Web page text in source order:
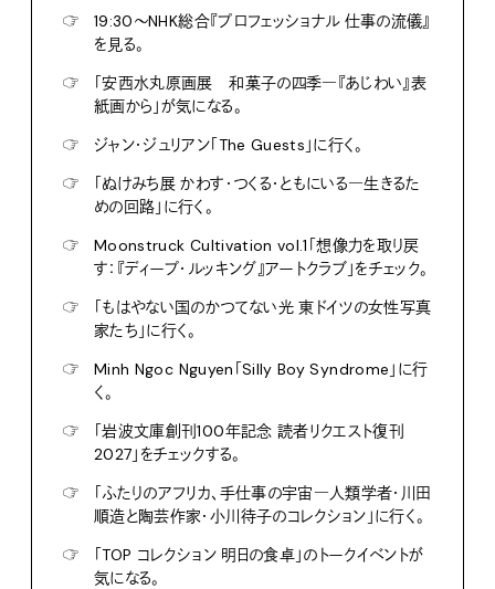
☞
19:30〜NHK総合『プロフェッショナル 仕事の流儀』
を見る。
☞
「安西水丸原画展 和菓子の四季―『あじわい』表
紙画から」が気になる。
☞
ジャン・ジュリアン「The Guests」に行く。
☞
「ぬけみち展 かわす・つくる・ともにいる―生きるた
めの回路」に行く。
☞
Moonstruck Cultivation vol.1「想像力を取り戻
す：『ディープ・ルッキング』アートクラブ」をチェック。
☞
「もはやない国のかつてない光 東ドイツの女性写真
家たち」に行く。
☞
Minh Ngoc Nguyen「Silly Boy Syndrome」に行
く。
☞
「岩波文庫創刊100年記念 読者リクエスト復刊
2027」をチェックする。
☞
「ふたりのアフリカ、手仕事の宇宙―人類学者・川田
順造と陶芸作家・小川待子のコレクション」に行く。
☞
「TOP コレクション 明日の食卓」のトークイベントが
気になる。